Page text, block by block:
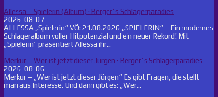
Allessa – Spielerin (Album) · Berger´s Schlagerparadies
2026-08-07
ALLESSA „Spielerin“ VÖ: 21.08.2026 „SPIELERIN“ – Ein modernes
Schlageralbum voller Hitpotenzial und ein neuer Rekord! Mit
„Spielerin“ präsentiert Allessa ihr...
Merkur – Wer ist jetzt dieser Jürgen · Berger´s Schlagerparadies
2026-08-06
Merkur – „Wer ist jetzt dieser Jürgen“ Es gibt Fragen, die stellt
man aus Interesse. Und dann gibt es: „Wer...